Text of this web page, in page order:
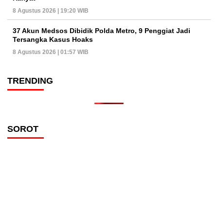
8 Agustus 2026 | 19:20 WIB
37 Akun Medsos Dibidik Polda Metro, 9 Penggiat Jadi
Tersangka Kasus Hoaks
8 Agustus 2026 | 01:57 WIB
TRENDING
SOROT